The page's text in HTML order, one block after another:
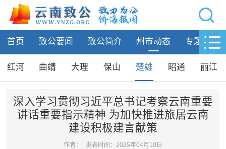
网站导航
首页
致公要闻
州市动态
昆明
首页 致公要闻 致公简介 州市动态 专题活动
红河 曲靖 大理 保山 楚雄 昭通 丽江
深入学习贯彻习近平总书记考察云南重要
讲话重要指示精神 为加快推进旅居云南
建设积极建言献策
作者： 发表时间：2025年04月10日